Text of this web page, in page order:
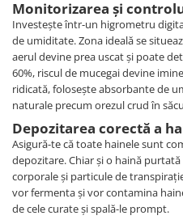
Monitorizarea și
Investește într-un higrometru
de umiditate. Zona ideală se
aerul devine prea uscat și poate
60%, riscul de mucegai devine
ridicată, folosește absorbante de
naturale precum orezul crud în
Depozitarea corectă a
Asigură-te că toate hainele sunt
depozitare. Chiar și o haină
corporale și particule de
vor fermenta și vor contamina
de cele curate și spală-le prompt.